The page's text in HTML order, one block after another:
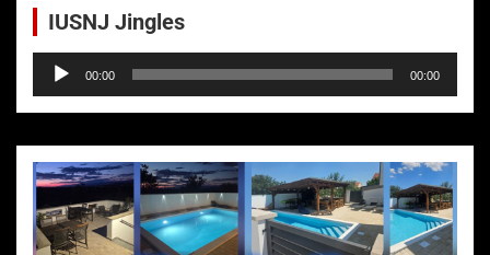
IUSNJ Jingles
Audio-
Player
00:00 00:00